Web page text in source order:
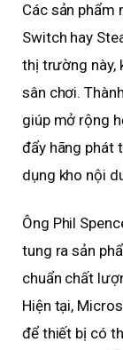
Các sản phẩm
Switch hay
thị trường này,
sân chơi.
giúp mở rộng
đẩy hãng phát
dụng kho nội
Ông Phil
tung ra sản
chuẩn chất
Hiện tại,
để thiết bị có